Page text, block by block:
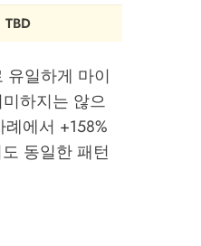
TBD
유일하게 마이
하지는 않으
에서 +158%
동일한 패턴